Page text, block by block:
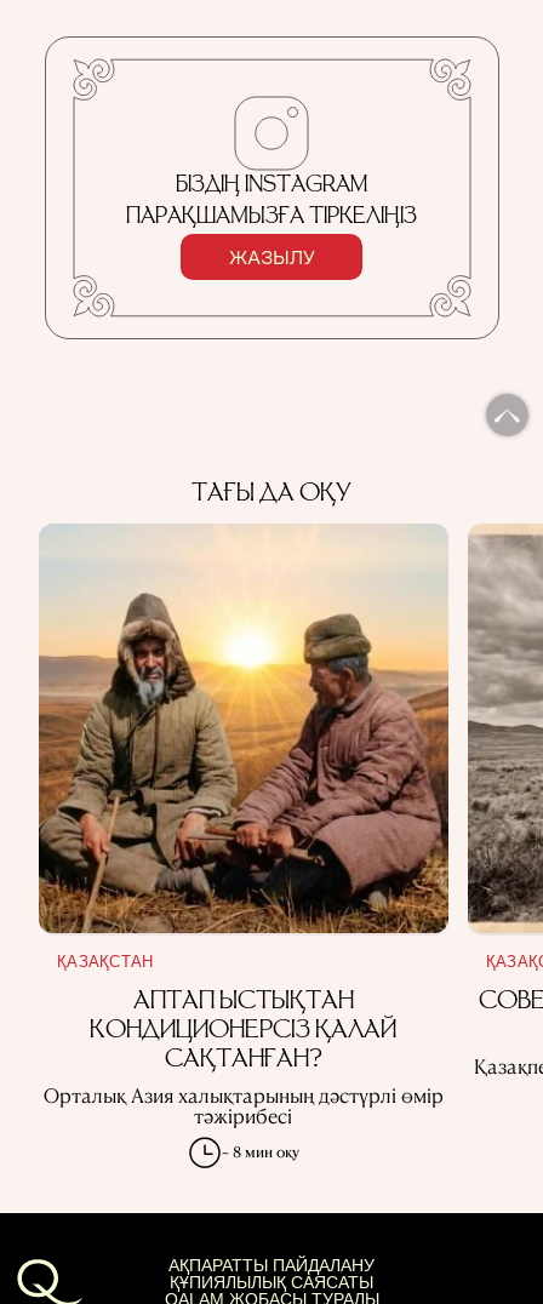
БІЗДІҢ INSTAGRAM
ПАРАҚШАМЫЗҒА ТІРКЕЛІҢІЗ
ЖАЗЫЛУ
ТАҒЫ ДА ОҚУ
ҚАЗАҚСТАН
АПТАП ЫСТЫҚТАН
КОНДИЦИОНЕРСІЗ ҚАЛАЙ
САҚТАНҒАН?
Орталық Азия халықтарының дәстүрлі өмір
тәжірибесі
~ 8 мин оқу
АҚПАРАТТЫ ПАЙДАЛАНУ
ҚҰПИЯЛЫЛЫҚ САЯСАТЫ
QALAM ЖОБАСЫ ТУРАЛЫ